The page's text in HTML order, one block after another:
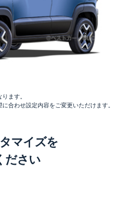
ます。
合わせ設定内容をご変更いただけます。
マイズを
ださい